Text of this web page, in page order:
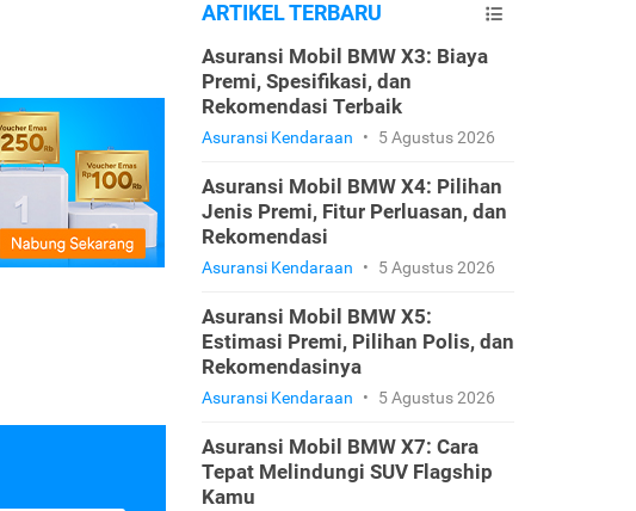
ARTIKEL TERBARU
Asuransi Mobil BMW X3: Biaya
Premi, Spesifikasi, dan
Rekomendasi Terbaik
Asuransi Kendaraan • 5 Agustus 2026
Asuransi Mobil BMW X4: Pilihan
Jenis Premi, Fitur Perluasan, dan
Rekomendasi
Asuransi Kendaraan • 5 Agustus 2026
Asuransi Mobil BMW X5:
Estimasi Premi, Pilihan Polis, dan
Rekomendasinya
Asuransi Kendaraan • 5 Agustus 2026
Asuransi Mobil BMW X7: Cara
Tepat Melindungi SUV Flagship
Kamu